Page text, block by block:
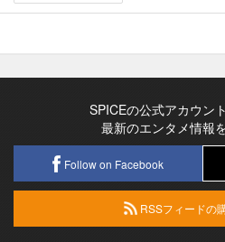
SPICEの公式アカウン
最新のエンタメ情報
Follow on Facebook
RSSフィードの